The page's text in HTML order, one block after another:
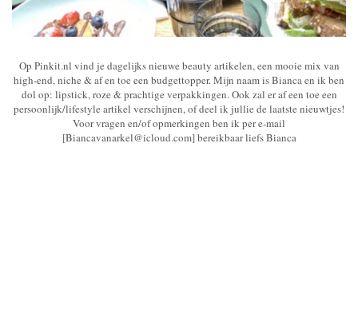
Op Pinkit.nl vind je dagelijks nieuwe beauty artikelen, een mooie mix van
high-end, niche & af en toe een budgettopper. Mijn naam is Bianca en ik ben
dol op: lipstick, roze & prachtige verpakkingen. Ook zal er af een toe een
persoonlijk/lifestyle artikel verschijnen, of deel ik jullie de laatste nieuwtjes!
Voor vragen en/of opmerkingen ben ik per e-mail
[Biancavanarkel@icloud.com] bereikbaar liefs Bianca